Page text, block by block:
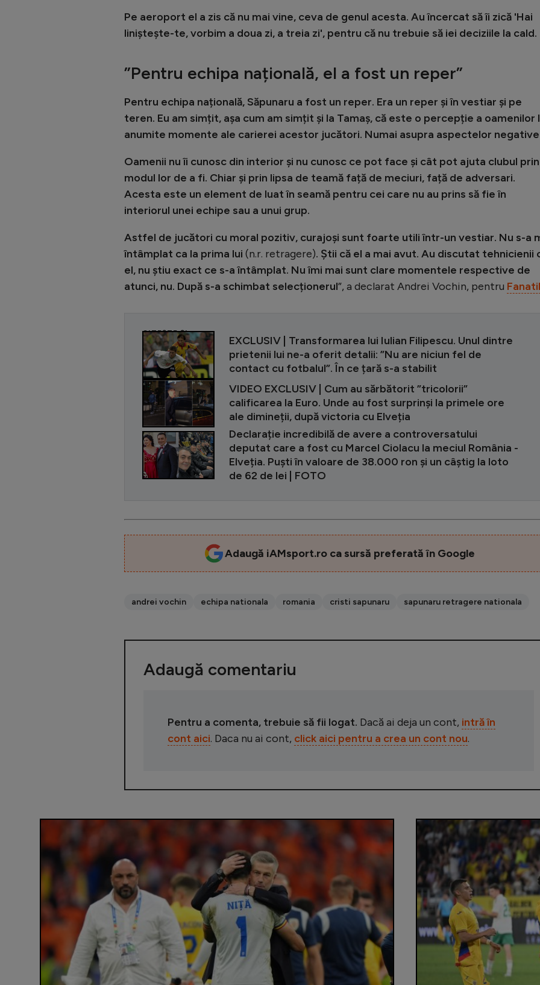
Pe aeroport el a zis că nu mai vine, ceva de genul acesta. Au încercat să îi zică 'Hai
liniștește-te, vorbim a doua zi, a treia zi', pentru că nu trebuie să iei deciziile la cald.
”Pentru echipa națională, el a fost un reper”
Pentru echipa națională, Săpunaru a fost un reper. Era un reper și în vestiar și pe
teren. Eu am simțit, așa cum am simțit și la Tamaș, că este o percepție a oamenilor
anumite momente ale carierei acestor jucători. Numai asupra aspectelor
Oamenii nu îi cunosc din interior și nu cunosc ce pot face și cât pot ajuta clubul prin
modul lor de a fi. Chiar și prin lipsa de teamă față de meciuri, față de adversari.
Acesta este un element de luat în seamă pentru cei care nu au prins să fie în
interiorul unei echipe sau a unui grup.
Astfel de jucători cu moral pozitiv, curajoși sunt foarte utili într-un vestiar. Nu s-a
întâmplat ca la prima lui (n.r. retragere). Știi că el a mai avut. Au discutat tehnicienii
el, nu știu exact ce s-a întâmplat. Nu îmi mai sunt clare momentele respective de
atunci, nu. După s-a schimbat selecționerul”, a declarat Andrei Vochin, pentru
CITEȘTE ȘI
EXCLUSIV | Transformarea lui Iulian Filipescu. Unul dintre
prietenii lui ne-a oferit detalii: ”Nu are niciun fel de
contact cu fotbalul”. În ce țară s-a stabilit
VIDEO EXCLUSIV | Cum au sărbătorit ”tricolorii”
calificarea la Euro. Unde au fost surprinși la primele ore
ale dimineții, după victoria cu Elveția
Declarație incredibilă de avere a controversatului
deputat care a fost cu Marcel Ciolacu la meciul România -
Elveția. Puști în valoare de 38.000 ron și un câștig la loto
de 62 de lei | FOTO
Adaugă iAMsport.ro ca sursă preferată în Google
andrei vochin echipa nationala romania cristi sapunaru sapunaru retragere nationala
Adaugă comentariu
Pentru a comenta, trebuie să fii logat. Dacă ai deja un cont, intră în
cont aici. Daca nu ai cont, click aici pentru a crea un cont nou.